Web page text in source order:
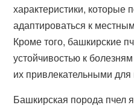
характеристики, которые
адаптироваться к
Кроме того, башкирские
устойчивостью к
их привлекательными для
Башкирская порода пчел